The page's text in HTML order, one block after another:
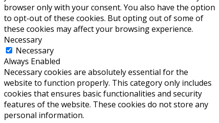
browser only with your consent. You also have the option
to opt-out of these cookies. But opting out of some of
these cookies may affect your browsing experience.
Necessary
Necessary
Always Enabled
Necessary cookies are absolutely essential for the
website to function properly. This category only includes
cookies that ensures basic functionalities and security
features of the website. These cookies do not store any
personal information.